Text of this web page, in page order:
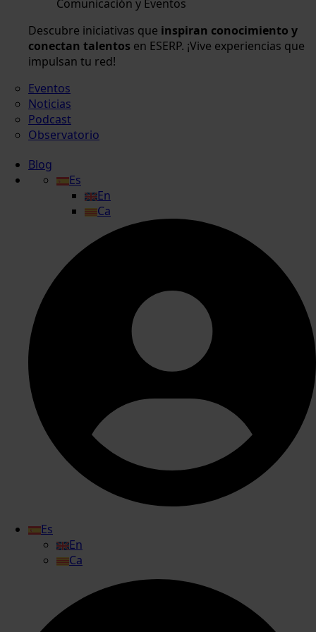
Comunicación y Eventos
Descubre iniciativas que inspiran conocimiento y
conectan talentos en ESERP. ¡Vive experiencias que
impulsan tu red!
Eventos
Noticias
Podcast
Observatorio
Blog
Es
En
Ca
Es
En
Ca